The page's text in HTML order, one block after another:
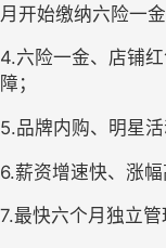
月开始缴纳六险一金
4.六险一金、店铺
障；
5.品牌内购、明星
6.薪资增速快、涨
7.最快六个月独立管